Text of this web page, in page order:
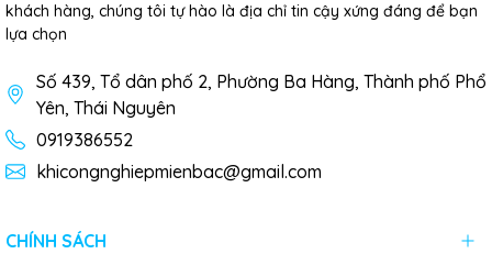
khách hàng, chúng tôi tự hào là địa chỉ tin cậy xứng đáng để bạn
lựa chọn
Số 439, Tổ dân phố 2, Phường Ba Hàng, Thành phố Phổ
Yên, Thái Nguyên
0919386552
khicongnghiepmienbac@gmail.com
CHÍNH SÁCH